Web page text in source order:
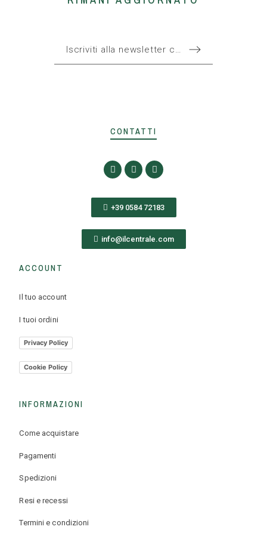
CONTATTI
+39 0584 72183
info@ilcentrale.com
ACCOUNT
Il tuo account
I tuoi ordini
Privacy Policy
Cookie Policy
INFORMAZIONI
Come acquistare
Pagamenti
Spedizioni
Resi e recessi
Termini e condizioni